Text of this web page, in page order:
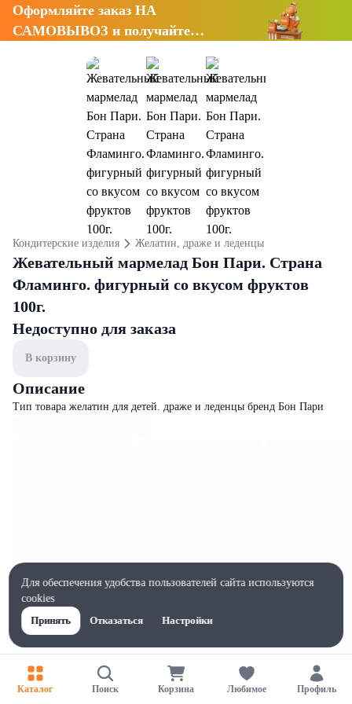
Оформляйте заказ НА
САМОВЫВОЗ и получайте
Кондитерские изделия Желатин, драже и леденцы
Жевательный мармелад Бон Пари. Страна
Фламинго. фигурный со вкусом фруктов
100г.
Недоступно для заказа
В корзину
Описание
Тип товара желатин для детей. драже и леденцы бренд Бон Пари
Характеристики
Ширина, мм
Каталог Поиск Корзина Любимое Профиль
Для обеспечения удобства пользователей сайта используются
cookies
Принять
Отказаться Настройки